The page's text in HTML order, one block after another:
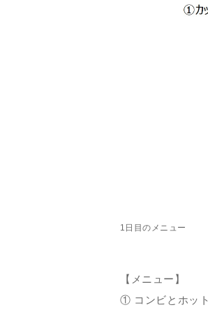
1日目のメニュー
【メニュー】
① コンビとホッ